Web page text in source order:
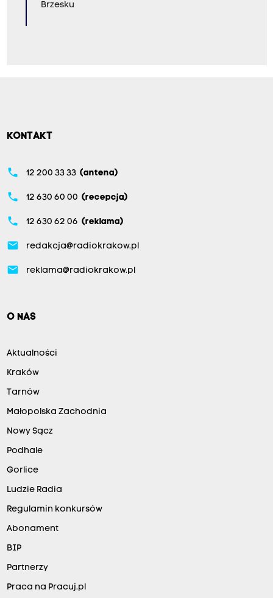
Brzesku
KONTAKT
phone 12 200 33 33 (antena)
phone 12 630 60 00 (recepcja)
phone 12 630 62 06 (reklama)
email redakcja@radiokrakow.pl
email reklama@radiokrakow.pl
O NAS
Aktualności
Kraków
Tarnów
Małopolska Zachodnia
Nowy Sącz
Podhale
Gorlice
Ludzie Radia
Regulamin konkursów
Abonament
BIP
Partnerzy
Praca na Pracuj.pl